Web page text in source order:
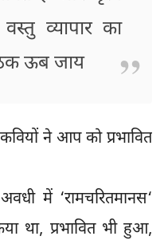
व्यापार का
ऊब जाय
ने आप को प्रभावित
में ‘रामचरितमानस‘
था, प्रभावित भी हुआ,